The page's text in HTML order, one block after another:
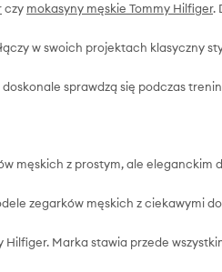
czy mokasyny męskie Tommy Hilfiger.
w swoich projektach klasyczny
sprawdzą się podczas
męskich z prostym, ale
zegarków męskich z ciekawymi
Hilfiger. Marka stawia przede